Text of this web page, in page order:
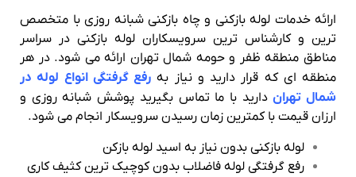
ارائه خدمات لوله بازکنی و چاه بازکنی شبانه روزی با متخصص
ترین و کارشناس ترین سرویسکاران لوله بازکنی در سراسر
مناطق منطقه ظفر و حومه شمال تهران ارائه می شود. در هر
منطقه ای که قرار دارید و نیاز بهرفع گرفتگی انواع لوله در
شمال تهراندارید با ما تماس بگیرید پوشش شبانه روزی و
ارزان قیمت با کمترین زمان رسیدن سرویسکار انجام می شود.
لوله بازکنی بدون نیاز به اسید لوله بازکن
رفع گرفتگی لوله فاضلاب بدون کوچیک ترین کثیف کاری